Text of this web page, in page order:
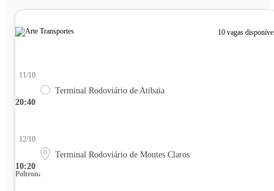
10 vagas
20:40
11/10
Terminal Rodoviário de Atibaia
10:20
12/10
Terminal Rodoviário de Montes Claros
Poltrona